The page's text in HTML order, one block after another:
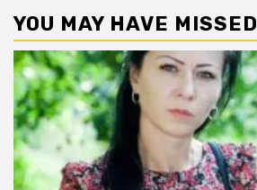
YOU MAY HAVE MISSED